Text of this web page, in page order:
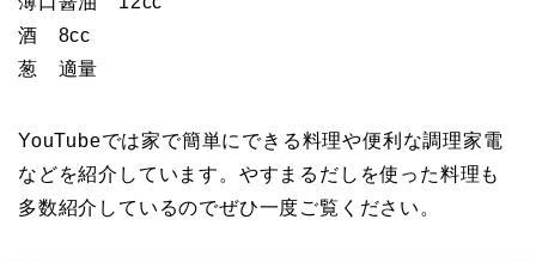
酒 8cc
葱 適量
YouTubeでは家で簡単にできる料理や便利な調理家電
などを紹介しています。やすまるだしを使った料理も
多数紹介しているのでぜひ一度ご覧ください。